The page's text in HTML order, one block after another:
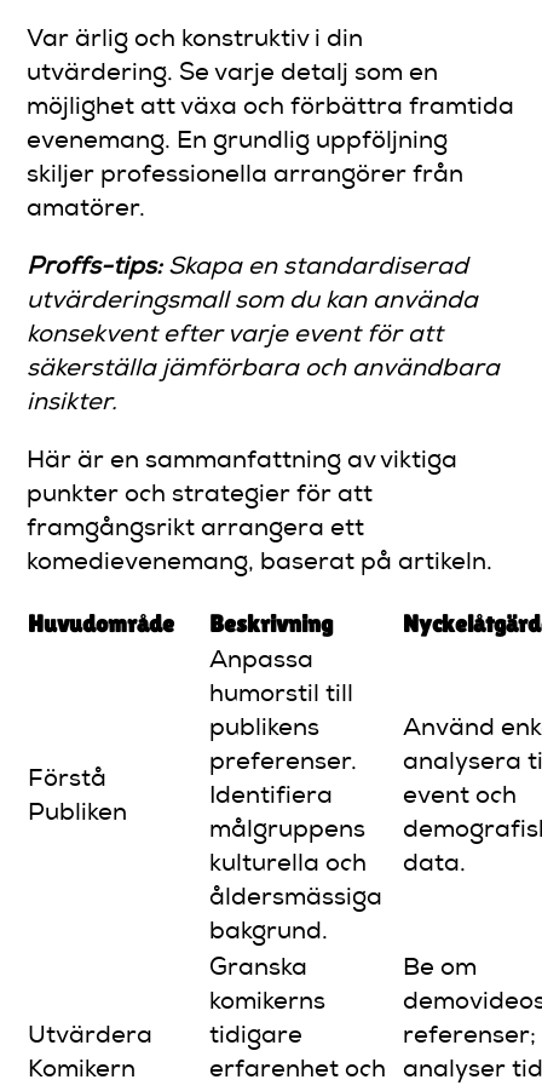
Var ärlig och konstruktiv i din
utvärdering. Se varje detalj som en
möjlighet att växa och förbättra framtida
evenemang. En grundlig uppföljning
skiljer professionella arrangörer från
amatörer.
Proffs-tips: Skapa en standardiserad
utvärderingsmall som du kan använda
konsekvent efter varje event för att
säkerställa jämförbara och användbara
insikter.
Här är en sammanfattning av viktiga
punkter och strategier för att
framgångsrikt arrangera ett
komedievenemang, baserat på artikeln.
Huvudområde Beskrivning
Förstå
Publiken
Anpassa
humorstil till
publikens
preferenser.
Identifiera
målgruppens
kulturella och
åldersmässiga
bakgrund.
Använd
analysera
event och
data.
Utvärdera
Komikern
Granska
komikerns
tidigare
erfarenhet och
Be om
referenser;
analyser